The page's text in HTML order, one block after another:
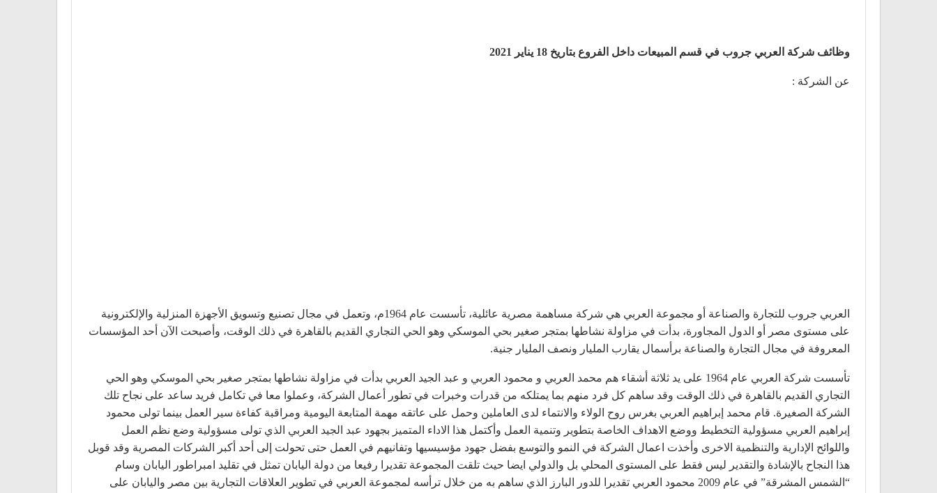
وظائف شركة العربي جروب في قسم المبيعات داخل الفروع بتاريخ 18 يناير 2021
عن الشركة :
العربي جروب للتجارة والصناعة أو مجموعة العربي هي شركة مساهمة مصرية عائلية، تأسست عام 1964م، وتعمل في مجال تصنيع وتسويق الأجهزة المنزلية والإلكترونية
على مستوى مصر أو الدول المجاورة، بدأت في مزاولة نشاطها بمتجر صغير بحي الموسكي وهو الحي التجاري القديم بالقاهرة في ذلك الوقت، وأصبحت الآن أحد المؤسسات
المعروفة في مجال التجارة والصناعة برأسمال يقارب المليار ونصف المليار جنية.
تأسست شركة العربي عام 1964 على يد ثلاثة أشقاء هم محمد العربي و محمود العربي و عبد الجيد العربي بدأت في مزاولة نشاطها بمتجر صغير بحي الموسكي وهو الحي
التجاري القديم بالقاهرة في ذلك الوقت وقد ساهم كل فرد منهم بما يمتلكه من قدرات وخبرات في تطور أعمال الشركة، وعملوا معا في تكامل فريد ساعد على نجاح تلك
الشركة الصغيرة. قام محمد إبراهيم العربي بغرس روح الولاء والانتماء لدى العاملين وحمل على عاتقه مهمة المتابعة اليومية ومراقبة كفاءة سير العمل بينما تولى محمود
إبراهيم العربي مسؤولية التخطيط ووضع الاهداف الخاصة بتطوير وتنمية العمل وأكتمل هذا الاداء المتميز بجهود عبد الجيد العربي الذي تولى مسؤولية وضع نظم العمل
واللوائح الإدارية والتنظمية الاخرى وأخذت اعمال الشركة في النمو والتوسع بفضل جهود مؤسيسيها وتفانيهم في العمل حتى تحولت إلى أحد أكبر الشركات المصرية وقد قوبل
هذا النجاح بالإشادة والتقدير ليس فقط على المستوى المحلي بل والدولي ايضا حيث تلقت المجموعة تقديرا رفيعا من دولة اليابان تمثل في تقليد امبراطور اليابان وسام
“الشمس المشرقة” في عام 2009 محمود العربي تقديرا للدور البارز الذي ساهم به من خلال ترأسه لمجموعة العربي في تطوير العلاقات التجارية بين مصر واليابان على